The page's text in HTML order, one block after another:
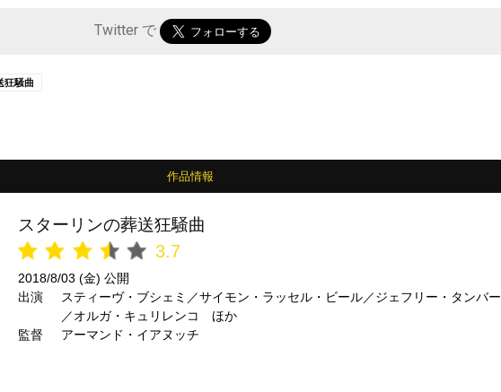
Twitter で
狂騒曲
作品情報
スターリンの葬送狂騒曲
3.7
2018/8/03 (金) 公開
出演
スティーヴ・ブシェミ／サイモン・ラッセル・ビール／ジェフリー・タンバー
／オルガ・キュリレンコ ほか
監督
アーマンド・イアヌッチ